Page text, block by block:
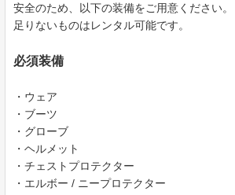
安全のため、以下の装備をご用意ください。
足りないものはレンタル可能です。
必須装備
・ウェア
・ブーツ
・グローブ
・ヘルメット
・チェストプロテクター
・エルボー / ニープロテクター